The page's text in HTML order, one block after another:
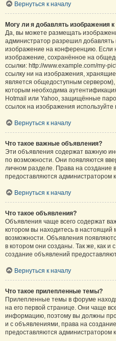
Вернуться к началу
Могу ли я добавлять изображения
Да, вы можете размещать
администратор разрешил добавлять
изображение на конференцию. Если
изображение, сохранённое на
ссылки: http://www.example.com/my-
ссылку ни на изображения,
является общедоступным
которым необходима
Hotmail или Yahoo, защищённые
ссылок на изображения
Вернуться к началу
Что такое важные объявления?
Эти объявления содержат важную
по возможности. Они появляются
личном разделе. Права на создание
предоставляются администратором
Вернуться к началу
Что такое объявления?
Объявления чаще всего содержат
котором вы находитесь в
возможности. Объявления
в котором они созданы. Так же, как
создание объявлений
Вернуться к началу
Что такое прилепленные темы?
Прилепленные темы в форуме
на его первой странице. Они чаще
информацию, поэтому вы должны
и с объявлениями, права на
предоставляются администратором